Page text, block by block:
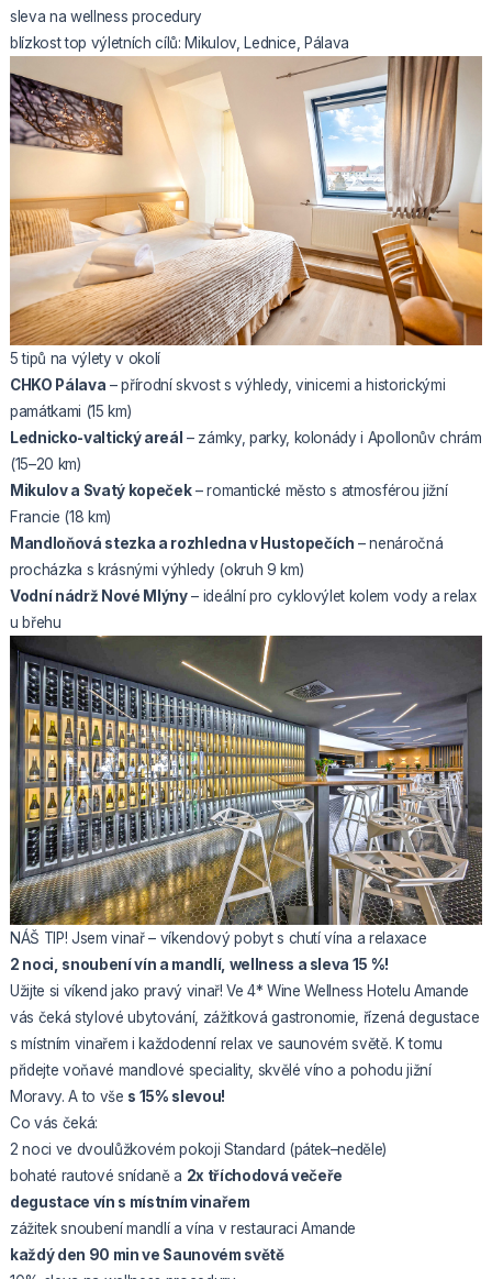
sleva na wellness procedury
blízkost top výletních cílů: Mikulov, Lednice, Pálava
5 tipů na výlety v okolí
CHKO Pálava – přírodní skvost s výhledy, vinicemi a historickými
památkami (15 km)
Lednicko-valtický areál – zámky, parky, kolonády i Apollonův chrám
(15–20 km)
Mikulov a Svatý kopeček– romantické město s atmosférou jižní
Francie (18 km)
Mandloňová stezka a rozhledna v Hustopečích – nenáročná
procházka s krásnými výhledy (okruh 9 km)
Vodní nádrž Nové Mlýny– ideální pro cyklovýlet kolem vody a relax
u břehu
NÁŠ TIP! Jsem vinař – víkendový pobyt s chutí vína a relaxace
2 noci, snoubení vín a mandlí, wellness a sleva 15 %!
Užijte si víkend jako pravý vinař! Ve 4* Wine Wellness Hotelu Amande
vás čeká stylové ubytování, zážitková gastronomie, řízená degustace
s místním vinařem i každodenní relax ve saunovém světě. K tomu
přidejte voňavé mandlové speciality, skvělé víno a pohodu jižní
Moravy. A to vše s 15% slevou!
Co vás čeká:
2 noci ve dvoulůžkovém pokoji Standard (pátek–neděle)
bohaté rautové snídaně a 2x tříchodová večeře
degustace vín s místním vinařem
zážitek snoubení mandlí a vína v restauraci Amande
každý den 90 min ve Saunovém světě